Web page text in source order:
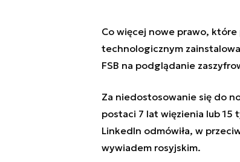
Co więcej nowe prawo, które
technologicznym
FSB na podglądanie
Za niedostosowanie się do
postaci 7 lat więzienia lub 15
LinkedIn odmówiła, w
wywiadem rosyjskim.